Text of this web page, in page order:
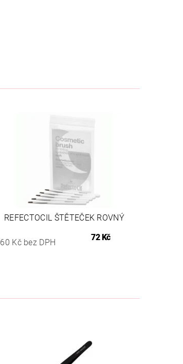
REFECTOCIL ŠTĚTEČEK ROVNÝ
60 Kč bez DPH
72 Kč